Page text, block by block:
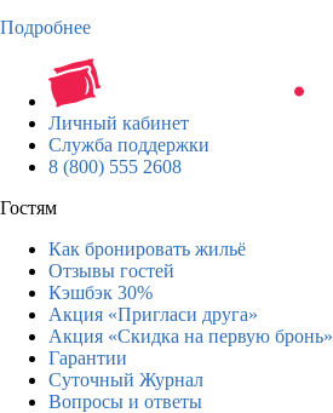
Подробнее
Личный кабинет
Служба поддержки
8 (800) 555 2608
Гостям
Как бронировать жильё
Отзывы гостей
Кэшбэк 30%
Акция «Пригласи друга»
Акция «Скидка на первую бронь»
Гарантии
Суточный Журнал
Вопросы и ответы